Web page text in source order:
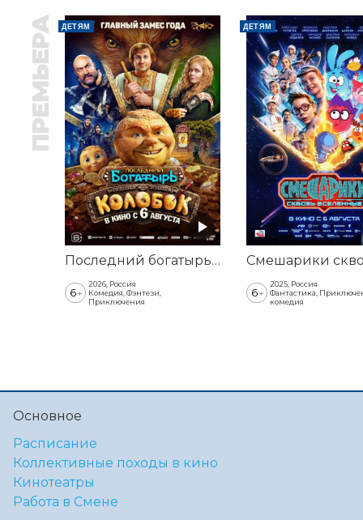
ПРЕМЬЕРА ДЕТЯМ
Последний богатырь. Колобок
6+
2026, Россия
Комедия, Фэнтези,
Приключения
ДЕТЯМ
6+
2025, Россия
Фантастика,
комедия
Основное
Расписание
Коллективные походы в кино
Кинотеатры
Работа в Смене